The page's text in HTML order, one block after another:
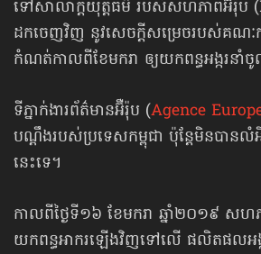
ទៅសាលាក្ដីយុត្តិធម៌ របស់សហភាពអ៊ឺរ៉ុប
ដកចេញ​វិញ នូវសេចក្ដីសម្រេចរបស់គណៈក
កំណត់កាលពីខែមករា ឲ្យយកពន្ធអង្ករនាំ
ទីភ្នាក់ងារព័ត៌មានអ៊ឺរ៉ុប (Agence
បណ្ដឹងរបស់ប្រទេស​កម្ពុជា ប៉ុន្តែមិនបាន
នេះទេ។
កាលពីថ្ងៃទី១៦ ខែមករា ឆ្នាំ២០១៩ សហ
យកពន្ធអាករ​ឡើងវិញ​ទៅលើ ផលិតផលអង្